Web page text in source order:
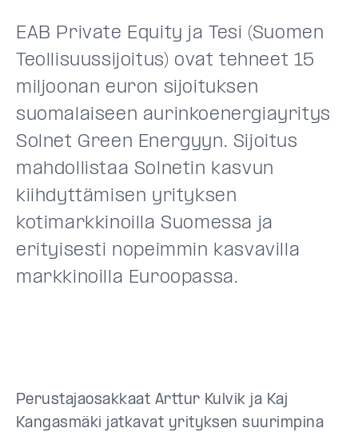
EAB Private Equity ja Tesi (Suomen
Teollisuussijoitus) ovat tehneet 15
miljoonan euron sijoituksen
suomalaiseen aurinkoenergiayritys
Solnet Green Energyyn. Sijoitus
mahdollistaa Solnetin kasvun
kiihdyttämisen yrityksen
kotimarkkinoilla Suomessa ja
erityisesti nopeimmin kasvavilla
markkinoilla Euroopassa.
Perustajaosakkaat Arttur Kulvik ja Kaj
Kangasmäki jatkavat yrityksen suurimpina